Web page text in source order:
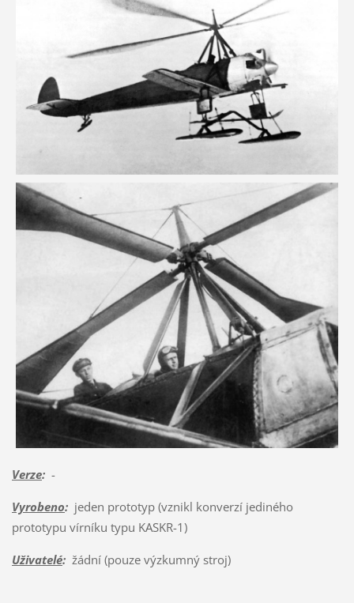
Verze:-
Vyrobeno:jeden prototyp (vznikl konverzí jediného
prototypu vírníku typu KASKR-1)
Uživatelé:žádní (pouze výzkumný stroj)